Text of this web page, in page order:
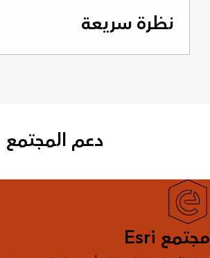
نظرة سريعة
دعم المجتمع
مجتمع Esri